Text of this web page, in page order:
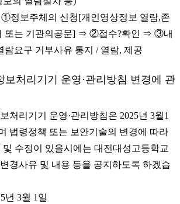
정보주체의 신청[개인영상정보 열람,존
또는 기관의공문] ⇒ ②접수?확인 ⇒ ③내
요구 거부사유 통지 / 열람, 제공
보처리기기 운영·관리방침 변경에 관
처리기기 운영·관리방침은 2025년 3월1
법령정책 또는 보안기술의 변경에 따라
및 수정이 있을시에는 대전대성고등학교
경사유 및 내용 등을 공지하도록 하겠습
년 3월 1일